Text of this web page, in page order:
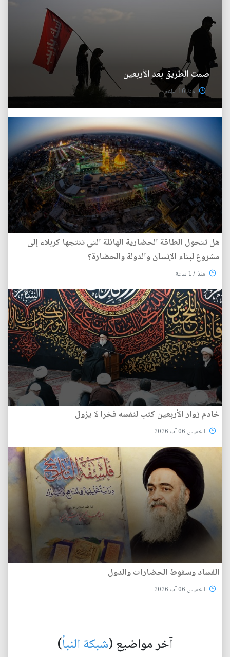
صمت الطريق بعد الأربعين
منذ 16 ساعة
هل تتحول الطاقة الحضارية الهائلة التي تنتجها كربلاء إلى
مشروع لبناء الإنسان والدولة والحضارة؟
منذ 17 ساعة
خادم زوار الأربعين كتب لنفسه فخرا لا يزول
الخميس 06 آب 2026
الفساد وسقوط الحضارات والدول
الخميس 06 آب 2026
آخر مواضيع (شبكة النبأ)